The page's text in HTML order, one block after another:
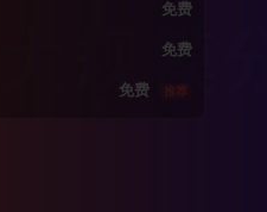
免费
免费
免费 推荐